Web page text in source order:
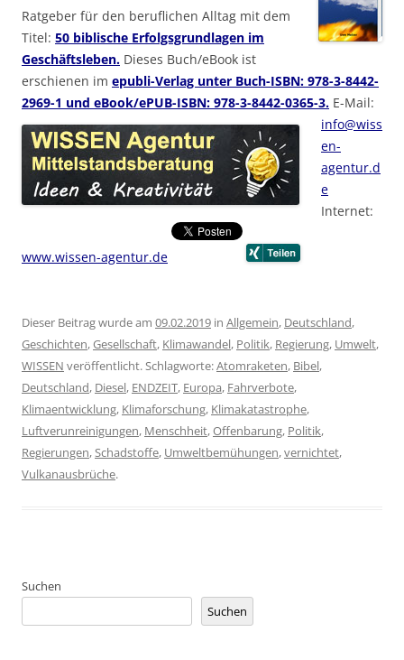
Ratgeber für den beruflichen Alltag mit dem
Titel: 50 biblische Erfolgsgrundlagen im
Geschäftsleben. Dieses Buch/eBook ist
erschienen im epubli-Verlag unter Buch-ISBN: 978-3-8442-
2969-1 und eBook/ePUB-ISBN: 978-3-8442-0365-3. E-Mail:
info@wiss
en-
agentur.d
e
Internet:
www.wissen-agentur.de
Dieser Beitrag wurde am 09.02.2019 in Allgemein, Deutschland,
Geschichten,Gesellschaft, Klimawandel, Politik, Regierung, Umwelt,
WISSEN veröffentlicht. Schlagworte:Atomraketen, Bibel,
Deutschland, Diesel, ENDZEIT, Europa, Fahrverbote,
Klimaentwicklung, Klimaforschung, Klimakatastrophe,
Luftverunreinigungen, Menschheit,Offenbarung, Politik,
Regierungen,Schadstoffe, Umweltbemühungen,vernichtet,
Vulkanausbrüche.
Suchen
Suchen